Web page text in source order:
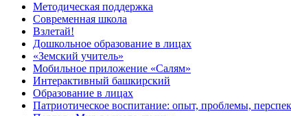
Методическая поддержка
Современная школа
Взлетай!
Дошкольное образование в лицах
«Земский учитель»
Мобильное приложение «Салям»
Интерактивный башкирский
Образование в лицах
Патриотическое воспитание: опыт, проблемы,